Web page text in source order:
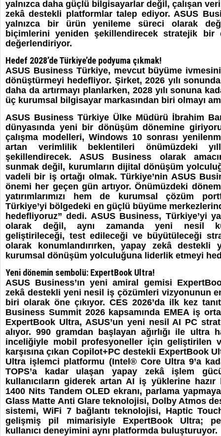
yalnızca daha güçlü bilgisayarlar değil, çalışan
zekâ destekli platformlar talep ediyor. ASUS
yalnızca bir ürün yenileme süreci olarak
biçimlerini yeniden şekillendirecek stratejik bir
değerlendiriyor.
Hedef 2028’de Türkiye’de podyuma çıkmak!
ASUS Business Türkiye, mevcut büyüme
dönüştürmeyi hedefliyor. Şirket, 2026 yılı
daha da artırmayı planlarken, 2028 yılı sonuna
üç kurumsal bilgisayar markasından biri olmayı
ASUS Business Türkiye Ülke Müdürü İbrahim
dünyasında yeni bir dönüşüm dönemine
çalışma modelleri, Windows 10 sonrası
artan verimlilik beklentileri önümüzdeki
şekillendirecek. ASUS Business olarak
sunmak değil, kurumların dijital dönüşüm
vadeli bir iş ortağı olmak. Türkiye’nin ASUS
önemi her geçen gün artıyor. Önümüzdeki
yatırımlarımızı hem de kurumsal çözüm
Türkiye’yi bölgedeki en güçlü büyüme
hedefliyoruz” dedi. ASUS Business, Türkiye’yi
olarak değil, aynı zamanda yeni nesil
geliştirileceği, test edileceği ve büyütüleceği
olarak konumlandırırken, yapay zekâ destekli
kurumsal dönüşüm yolculuğuna liderlik etmeyi
Yeni dönemin sembolü: ExpertBook Ultra!
ASUS Business’ın yeni amiral gemisi
zekâ destekli yeni nesil iş çözümleri vizyonunun
biri olarak öne çıkıyor. CES 2026’da ilk kez
Business Summit 2026 kapsamında EMEA iş
ExpertBook Ultra, ASUS’un yeni nesil AI PC
alıyor. 990 gramdan başlayan ağırlığı ile ultra
inceliğiyle mobil profesyoneller için geliştirilen
karşısına çıkan Copilot+PC destekli ExpertBook
Ultra işlemci platformu (Intel® Core Ultra 9’a
TOPS’a kadar ulaşan yapay zekâ işlem
kullanıcıların giderek artan AI iş yüklerine
1400 Nits Tandem OLED ekranı, parlama
Glass Matte Anti Glare teknolojisi, Dolby Atmos
sistemi, WiFi 7 bağlantı teknolojisi, Haptic
gelişmiş pil mimarisiyle ExpertBook Ultra;
kullanıcı deneyimini aynı platformda buluşturuyor.